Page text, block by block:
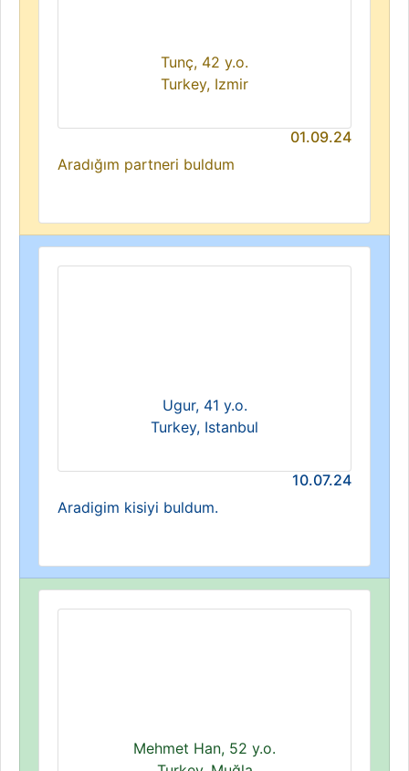
Tunç, 42 y.o.
Turkey, Izmir
01.09.24
Aradığım partneri buldum
Ugur, 41 y.o.
Turkey, Istanbul
10.07.24
Aradigim kisiyi buldum.
Mehmet Han, 52 y.o.